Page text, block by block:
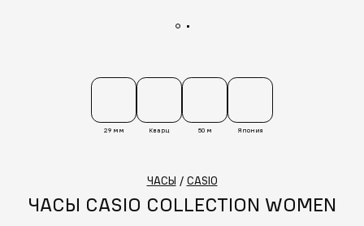
29 мм Кварц 50 м Япония
ЧАСЫ / CASIO
ЧАСЫ CASIO COLLECTION WOMEN